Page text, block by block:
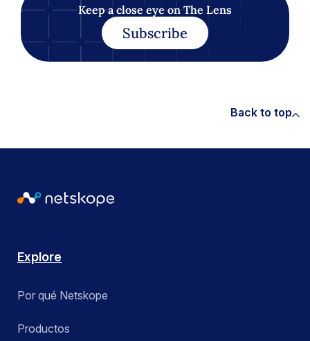
Keep a close eye on The Lens
Subscribe
Back to top
Explore
Por qué Netskope
Productos